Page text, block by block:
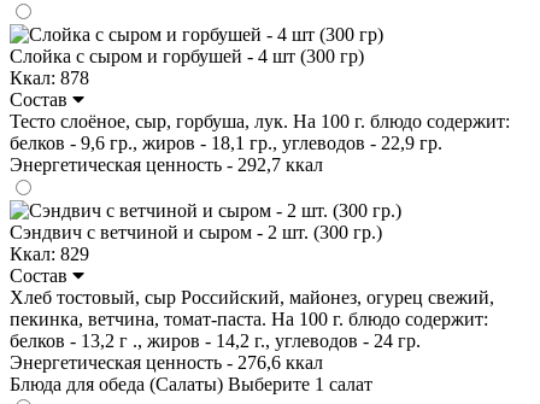
Слойка с сыром и горбушей - 4 шт (300 гр)
Ккал: 878
Состав
Тесто слоёное, сыр, горбуша, лук. На 100 г. блюдо содержит:
белков - 9,6 гр., жиров - 18,1 гр., углеводов - 22,9 гр.
Энергетическая ценность - 292,7 ккал
Сэндвич с ветчиной и сыром - 2 шт. (300 гр.)
Ккал: 829
Состав
Хлеб тостовый, сыр Российский, майонез, огурец свежий,
пекинка, ветчина, томат-паста. На 100 г. блюдо содержит:
белков - 13,2 г ., жиров - 14,2 г., углеводов - 24 гр.
Энергетическая ценность - 276,6 ккал
Блюда для обеда (Салаты) Выберите 1 салат